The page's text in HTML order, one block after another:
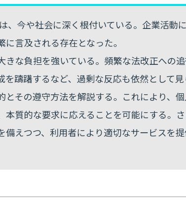
、今や社会に深く根付いている。企業活動
言及される存在となった。
きな負担を強いている。頻繁な法改正への
躊躇するなど、過剰な反応も依然として見
その遵守方法を解説する。これにより、
本質的な要求に応えることを可能にする。
えつつ、利用者により適切なサービスを